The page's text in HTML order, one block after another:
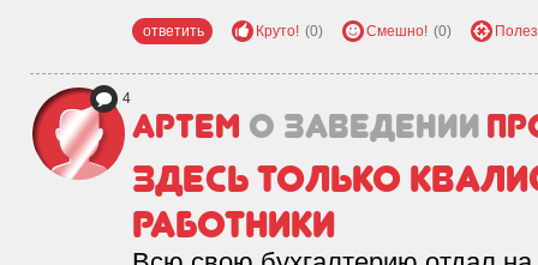
ответить Круто! (0) Смешно! (0)
4
Артем о заведении
Здесь только
работники